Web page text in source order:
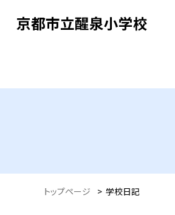
京都市立醒泉小学校
トップページ > 学校日記